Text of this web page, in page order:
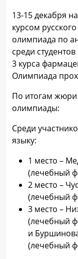
13-15 декабря
курсом
олимпиада по
среди
3 курса
Олимпиада
По итогам жюри
олимпиады:
Среди
языку:
1 место –
(лечебный
2 место –
(лечебный
3 место –
(лечебный
и
(лечебный